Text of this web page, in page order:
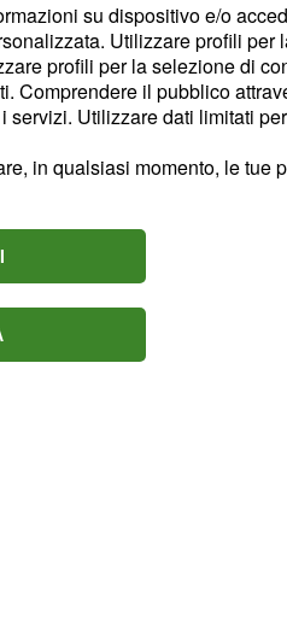
su dispositivo e/o
Utilizzare profili per
profili per la selezione di
Comprendere il pubblico
Utilizzare dati limitati
in qualsiasi momento, le tue